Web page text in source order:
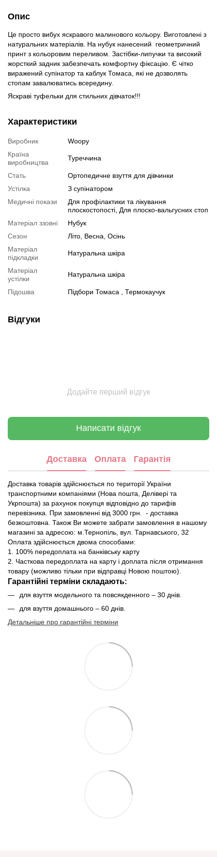
Опис
Це просто вибух яскравого малинового кольору. Виготовлені з
натуральних матеріалів. На нубук нанесений геометричний
принт з кольоровим переливом. Застібки-липучки та високий
жорсткий задник забезпечать комфортну фіксацію. Є чітко
виражений супінатор та каблук Томаса, які не дозволять
стопам завалюватись всередину.
Яскраві туфельки для стильних дівчаток!!!
Характеристики
Виробник
Woopy
Країна
виробництва
Туреччина
Стать
Ортопедичне взуття для дівчинки
Устілка
З супінатором
Медичні покази
Для профілактики та лікування
плоскостопості, Для плоско-вальгусних стоп
Матеріал ззовні
Нубук
Сезон
Літо, Весна, Осінь
Матеріал
підкладки
Натуральна шкіра
Матеріал
устілки
Натуральна шкіра
Підошва Підбори Томаса , Термокаучук
Відгуки
Додайте перший відгук
Написати відгук
Доставка Оплата Гарантія
Доставка товарів здійснюється по території України
транспортними компаніями (Нова пошта, Делівері та
Укрпошта) за рахунок покупця відповідно до тарифів
перевізника. При замовленні від 3000 грн. - доставка
безкоштовна. Також Ви можете забрати замовлення в нашому
магазині за адресою: м.Тернопіль, вул. Тарнавського, 32
Оплата здійснюється двома способами:
1. 100% передоплата на банківську карту
2. Часткова передоплата на карту і доплата після отримання
товару (можливо тільки при відправці Новою поштою).
Гарантійні терміни складають:
для взуття модельного та повсякденного – 30 днів.
для взуття домашнього – 60 днів.
Детальніше про гарантійні терміни